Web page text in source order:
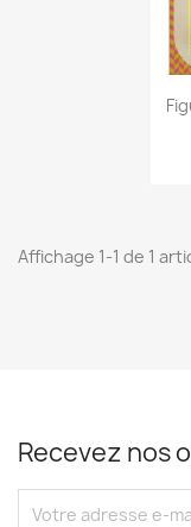
Affichage 1-1 de 1
Recevez nos